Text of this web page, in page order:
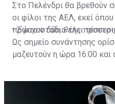
Στο Πελένδρι θα βρεθούν
οι φίλοι της ΑΕΛ, εκεί
πρώτο στάδιο της
•Έφυγαν δύο, θέλει
Ως σημείο συνάντησης
μαζευτούν η ώρα 16:00
δώοσυν το παρών τους